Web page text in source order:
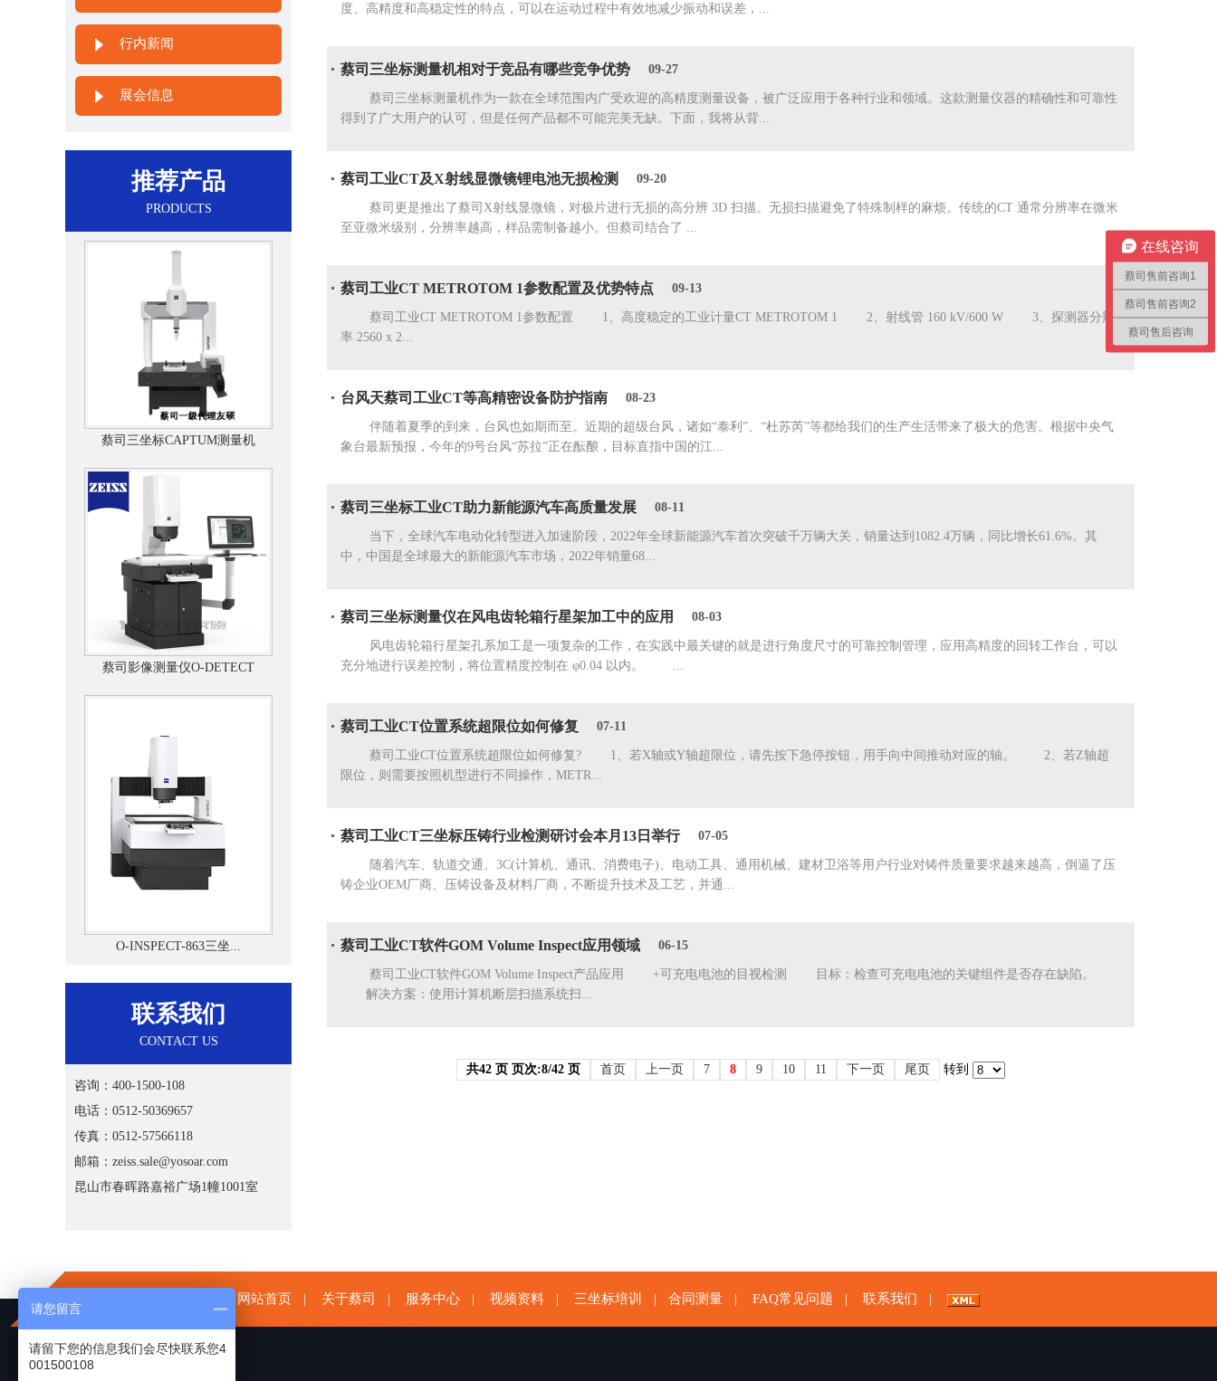
行内新闻
展会信息
推荐产品
PRODUCTS
蔡司三坐标CAPTUM测量机
蔡司影像测量仪O-DETECT
O-INSPECT-863三坐...
联系我们
CONTACT US
咨询：400-1500-108
电话：0512-50369657
传真：0512-57566118
邮箱：zeiss.sale@yosoar.com
昆山市春晖路嘉裕广场1幢1001室
度、高精度和高稳定性的特点，可以在运动过程中有效地减少振动和误差，...
蔡司三坐标测量机相对于竞品有哪些竞争优势 09-27
蔡司三坐标测量机作为一款在全球范围内广受欢迎的高精度测量设备，被广泛应用于各种行业和领域。这款测量仪器的精确性和可靠性
得到了广大用户的认可，但是任何产品都不可能完美无缺。下面，我将从背...
蔡司工业CT及X射线显微镜锂电池无损检测 09-20
蔡司更是推出了蔡司X射线显微镜，对极片进行无损的高分辨 3D 扫描。无损扫描避免了特殊制样的麻烦。传统的CT 通常分辨率在微米
至亚微米级别，分辨率越高，样品需制备越小。但蔡司结合了 ...
蔡司工业CT METROTOM 1参数配置及优势特点 09-13
蔡司工业CT METROTOM 1参数配置 1、高度稳定的工业计量CT METROTOM 1 2、射线管 160 kV/600 W 3、探测器分辨
率 2560 x 2...
台风天蔡司工业CT等高精密设备防护指南 08-23
伴随着夏季的到来，台风也如期而至。近期的超级台风，诸如“泰利”、“杜苏芮”等都给我们的生产生活带来了极大的危害。根据中央气
象台最新预报，今年的9号台风“苏拉”正在酝酿，目标直指中国的江...
蔡司三坐标工业CT助力新能源汽车高质量发展 08-11
当下，全球汽车电动化转型进入加速阶段，2022年全球新能源汽车首次突破千万辆大关，销量达到1082.4万辆，同比增长61.6%。其
中，中国是全球最大的新能源汽车市场，2022年销量68...
蔡司三坐标测量仪在风电齿轮箱行星架加工中的应用 08-03
风电齿轮箱行星架孔系加工是一项复杂的工作，在实践中最关键的就是进行角度尺寸的可靠控制管理，应用高精度的回转工作台，可以
充分地进行误差控制，将位置精度控制在 φ0.04 以内。 ...
蔡司工业CT位置系统超限位如何修复 07-11
蔡司工业CT位置系统超限位如何修复? 1、若X轴或Y轴超限位，请先按下急停按钮，用手向中间推动对应的轴。 2、若Z轴超
限位，则需要按照机型进行不同操作，METR...
蔡司工业CT三坐标压铸行业检测研讨会本月13日举行 07-05
随着汽车、轨道交通、3C(计算机、通讯、消费电子)、电动工具、通用机械、建材卫浴等用户行业对铸件质量要求越来越高，倒逼了压
铸企业OEM厂商、压铸设备及材料厂商，不断提升技术及工艺，并通...
蔡司工业CT软件GOM Volume Inspect应用领域 06-15
蔡司工业CT软件GOM Volume Inspect产品应用 +可充电电池的目视检测 目标：检查可充电电池的关键组件是否存在缺陷。
解决方案：使用计算机断层扫描系统扫...
共42 页 页次:8/42 页 首页 上一页 7 8 9 10 11 下一页 尾页 转到
网站首页 关于蔡司 服务中心 视频资料 三坐标培训 合同测量 FAQ常见问题 联系我们
在线咨询
蔡司售前咨询1
蔡司售前咨询2
蔡司售后咨询
请您留言
请留下您的信息我们会尽快联系您4
001500108